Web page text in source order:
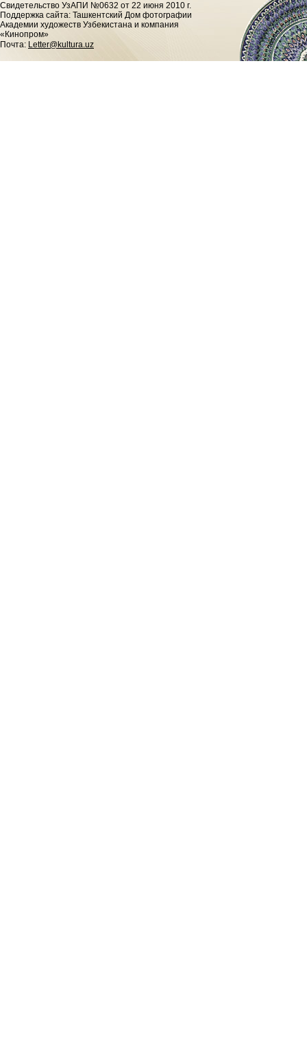
Cвидетельство УзАПИ №0632 от 22 июня 2010 г.
Поддержка сайта: Ташкентский Дом фотографии
Академии художеств Узбекистана и компания
«Кинопром»
Почта: Letter@kultura.uz